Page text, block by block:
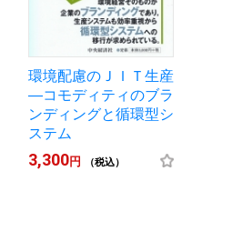
環境配慮のＪＩＴ生産
―コモディティのブラ
ンディングと循環型シ
ステム
3,300円 （税込）